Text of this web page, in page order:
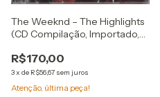
The Weeknd – The Highlights
(CD Compilação, Importado,
R$170,00
3x de R$56,67 sem juros
Atenção, última peça!